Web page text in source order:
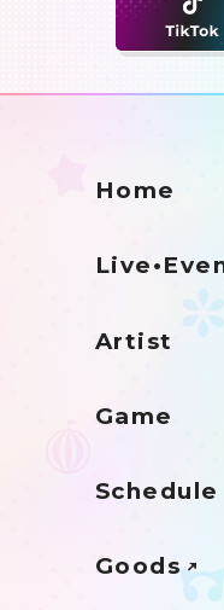
Home
Artist
Game
Schedule
Goods